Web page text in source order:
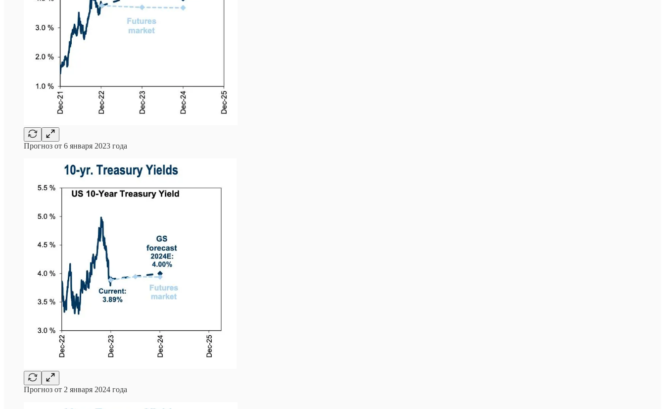
Прогноз от 6 января 2023 года
Прогноз от 2 января 2024 года